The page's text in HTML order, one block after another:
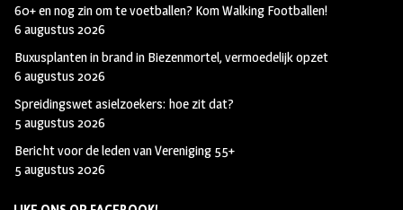
60+ en nog zin om te voetballen? Kom Walking Footballen!
6 augustus 2026
Buxusplanten in brand in Biezenmortel, vermoedelijk opzet
6 augustus 2026
Spreidingswet asielzoekers: hoe zit dat?
5 augustus 2026
Bericht voor de leden van Vereniging 55+
5 augustus 2026